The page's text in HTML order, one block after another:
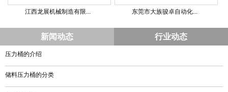
江西龙展机械制造有限... 东莞市大族骏卓自动化...
新闻动态 行业动态
压力桶的介绍
储料压力桶的分类